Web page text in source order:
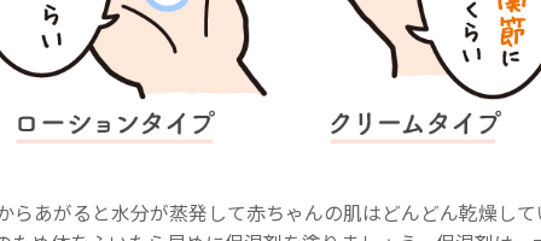
らあがると水分が蒸発して赤ちゃんの肌はどんどん乾燥し